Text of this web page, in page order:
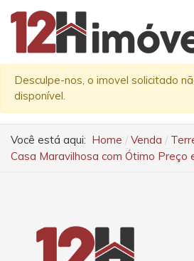
Desculpe-nos, o imovel solicitado
disponível.
Você está aqui: Home Venda
Casa Maravilhosa com Ótimo Preço